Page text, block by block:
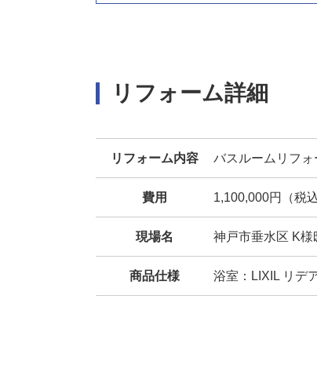
リフォーム詳細
リフォーム内容 バスルームリフォ
費用 1,100,000円（税込
現場名 神戸市垂水区 K様
商品仕様 浴室：LIXIL リデ